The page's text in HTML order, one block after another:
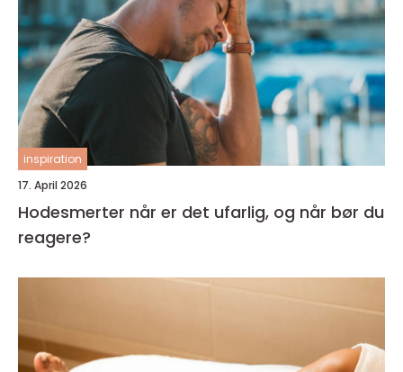
inspiration
17. April 2026
Hodesmerter når er det ufarlig, og når bør du
reagere?